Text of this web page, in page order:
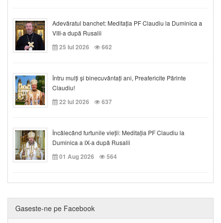
Adevăratul banchet: Meditația PF Claudiu la Duminica a
VIII-a după Rusalii
25 Iul 2026 662
Întru mulți și binecuvântați ani, Preafericite Părinte
Claudiu!
22 Iul 2026 637
Încălecând furtunile vieții: Meditația PF Claudiu la
Duminica a IX-a după Rusalii
01 Aug 2026 564
Gaseste-ne pe Facebook